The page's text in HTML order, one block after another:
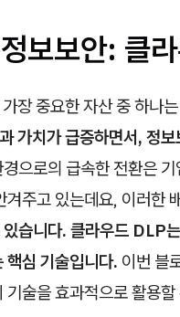
보보안: 클
장 중요한 자산 중 하나
가치가 급증하면서, 정
으로의 급속한 전환은
주고 있는데요, 이러한
니다. 클라우드 DLP는
핵심 기술입니다. 이번 블
술을 효과적으로 활용